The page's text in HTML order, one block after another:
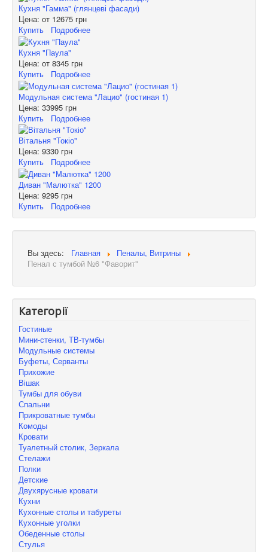
Кухня "Гамма" (глянцеві фасади)
Цена: от 12675 грн
Купить
Подробнее
Кухня "Паула"
Цена: от 8345 грн
Купить
Подробнее
Модульная система "Лацио" (гостиная 1)
Цена: 33995 грн
Купить
Подробнее
Вітальня "Токіо"
Цена: 9330 грн
Купить
Подробнее
Диван "Малютка" 1200
Цена: 9295 грн
Купить
Подробнее
Вы здесь: Главная
Пеналы, Витрины
Пенал с тумбой №6 "Фаворит"
Категорії
Гостиные
Мини-стенки, ТВ-тумбы
Модульные системы
Буфеты, Серванты
Прихожие
Вішак
Тумбы для обуви
Спальни
Прикроватные тумбы
Комоды
Кровати
Туалетный столик, Зеркала
Стелажи
Полки
Детские
Двухярусные кровати
Кухни
Кухонные столы и табуреты
Кухонные уголки
Обеденные столы
Стулья